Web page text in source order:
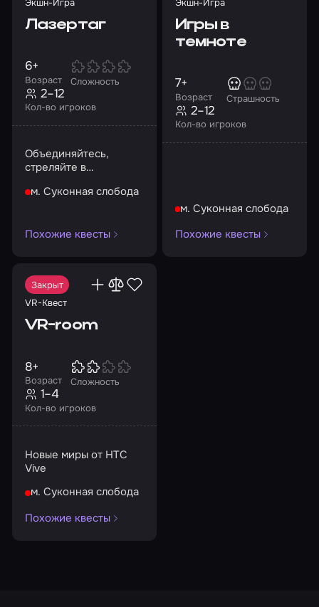
Лазертаг
Возраст
6+
Сложность
Кол-во игроков
2–12
Объединяйтесь,
стреляйте в
штурмуйте, берите в
м. Суконная слобода
Похожие квесты
Игры в
темноте
Возраст
7+
Страшность
Кол-во игроков
2–12
м. Суконная слобода
Похожие квесты
Закрыт
VR-Квест
VR-room
Возраст
8+
Сложность
Кол-во игроков
1–4
Новые миры от HTC
Vive
м. Суконная слобода
Похожие квесты